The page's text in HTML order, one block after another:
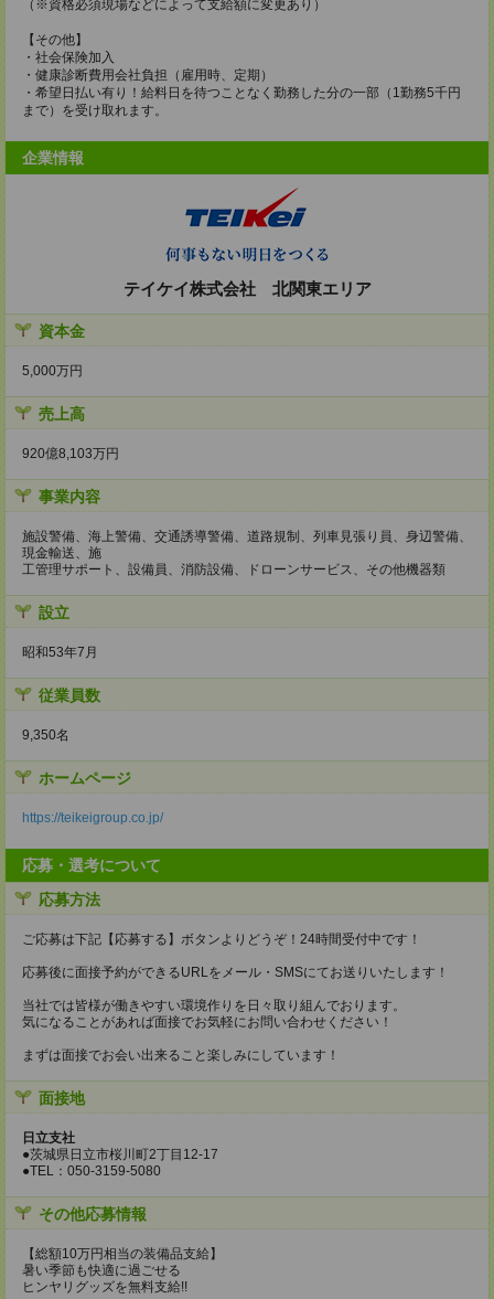
（※資格必須現場などによって支給額に変更あり）
【その他】
・社会保険加入
・健康診断費用会社負担（雇用時、定期）
・希望日払い有り！給料日を待つことなく勤務した分の一部（1勤務5千円
まで）を受け取れます。
企業情報
テイケイ株式会社 北関東エリア
資本金
5,000万円
売上高
920億8,103万円
事業内容
施設警備、海上警備、交通誘導警備、道路規制、列車見張り員、身辺警備、
現金輸送、施
工管理サポート、設備員、消防設備、ドローンサービス、その他機器類
設立
昭和53年7月
従業員数
9,350名
ホームページ
https://teikeigroup.co.jp/
応募・選考について
応募方法
ご応募は下記【応募する】ボタンよりどうぞ！24時間受付中です！
応募後に面接予約ができるURLをメール・SMSにてお送りいたします！
当社では皆様が働きやすい環境作りを日々取り組んでおります。
気になることがあれば面接でお気軽にお問い合わせください！
まずは面接でお会い出来ること楽しみにしています！
面接地
日立支社
●茨城県日立市桜川町2丁目12-17
●TEL：050-3159-5080
その他応募情報
【総額10万円相当の装備品支給】
暑い季節も快適に過ごせる
ヒンヤリグッズを無料支給!!